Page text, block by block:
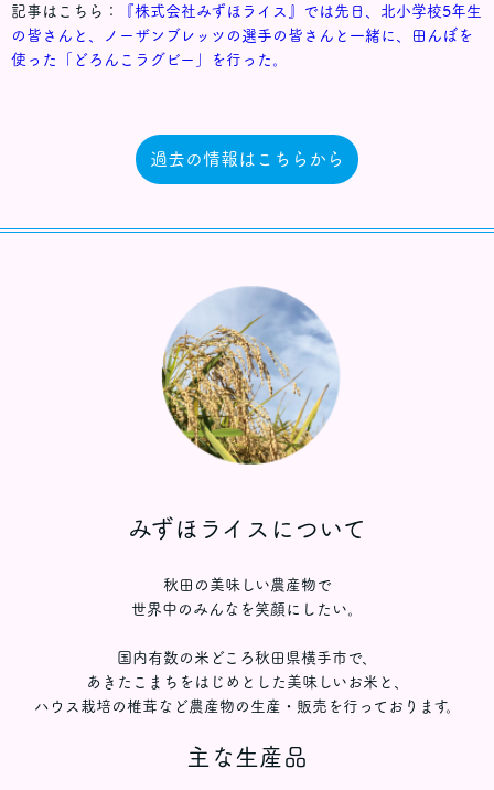
記事はこちら：
『株式会社みずほライス』では先日、北小学校5年生
の皆さんと、ノーザンブレッツの選手の皆さんと一緒に、田んぼを
使った「どろんこラグビー」を行った。
過去の情報はこちらから
みずほライスについて
秋田の美味しい農産物で
世界中のみんなを笑顔にしたい。
国内有数の米どころ秋田県横手市で、
あきたこまちをはじめとした美味しいお米と、
ハウス栽培の椎茸など農産物の生産・販売を行っております。
主な生産品